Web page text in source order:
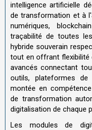
intelligence artificielle
de transformation et à
numériques,
traçabilité de toutes
hybride souverain
tout en offrant flexibilité
avancés connectant
outils, plateformes
montée en
de transformation
digitalisation de chaque
Les modules de